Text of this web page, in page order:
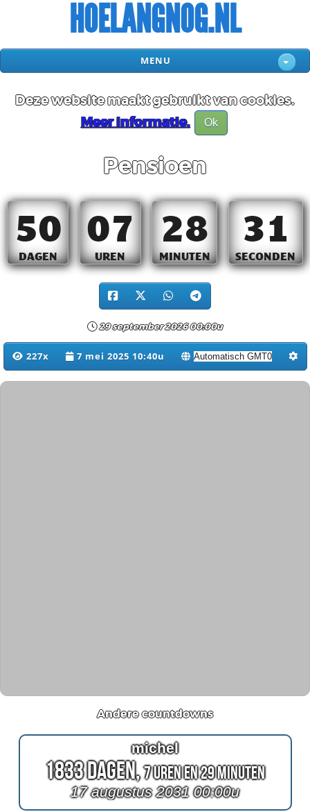
HOELANGNOG.NL
MENU
Deze website maakt gebruikt van cookies.
Meer informatie.
Ok
Pensioen
50
DAGEN
07
UREN
28
MINUTEN
30
SECONDEN
29 september 2026 00:00u
227x 7 mei 2025 10:40u
Andere countdowns
michel
1833 Dagen,7 Uren en 29 Minuten
17 augustus 2031 00:00u